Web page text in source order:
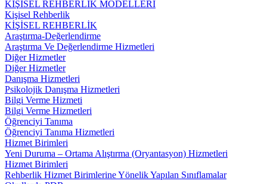
KİŞİSEL REHBERLİK MODELLERİ
Kişisel Rehberlik
KİŞİSEL REHBERLİK
Araştırma-Değerlendirme
Araştırma Ve Değerlendirme Hizmetleri
Diğer Hizmetler
Diğer Hizmetler
Danışma Hizmetleri
Psikolojik Danışma Hizmetleri
Bilgi Verme Hizmeti
Bilgi Verme Hizmetleri
Öğrenciyi Tanıma
Öğrenciyi Tanıma Hizmetleri
Hizmet Birimleri
Yeni Duruma – Ortama Alıştırma (Oryantasyon) Hizmetleri
Hizmet Birimleri
Rehberlik Hizmet Birimlerine Yönelik Yapılan Sınıflamalar